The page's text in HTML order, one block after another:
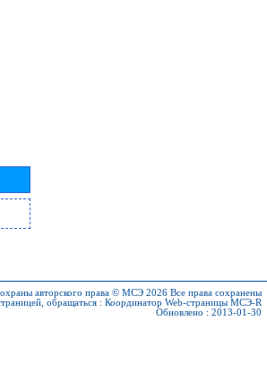
авторского права © МСЭ 2026 Все права сохранены
обращаться : Координатор Web-страницы МСЭ-R
Обновлено : 2013-01-30